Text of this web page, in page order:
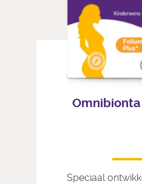
Omnibionta
Speciaal